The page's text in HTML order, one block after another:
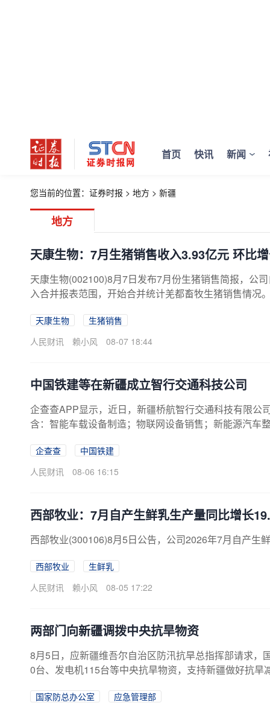
首页 快讯 新闻
您当前的位置： 证券时报 > 地方 > 新疆
地方
天康生物：7月生猪销售收入3.93亿元 环比
天康生物(002100)8月7日发布7月份生猪销售简报，公
入合并报表范围，开始合并统计羌都畜牧生猪销售情况
下降12.47%。7月份商品猪（扣除仔猪、种猪后）销
4.44万头，较去年同期增长13.62%（上年同期基数含
天康生物
生猪销售
人民财讯
赖小风 08-07 18:44
中国铁建等在新疆成立智行交通科技公司
企查查APP显示，近日，新疆桥航智行交通科技有限公
含：智能车载设备制造；物联网设备销售；新能源汽车
企查查
中国铁建
人民财讯
08-06 16:15
西部牧业：7月自产生鲜乳生产量同比增长
西部牧业(300106)8月5日公告，公司2026年7月自产生
西部牧业
生鲜乳
人民财讯
赖小风 08-05 17:22
两部门向新疆调拨中央抗旱物资
8月5日，应新疆维吾尔自治区防汛抗旱总指挥部请求
0台、发电机115台等中央抗旱物资，支持新疆做好抗旱
国家防总办公室
应急管理部